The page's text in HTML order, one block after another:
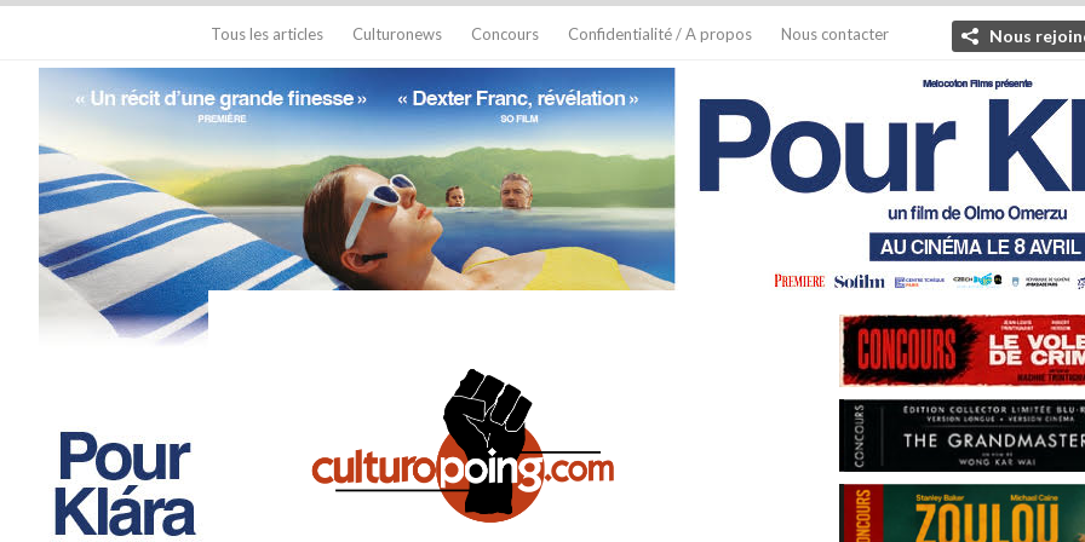
Tous les articles Culturonews Concours Confidentialité / A propos Nous contacter Nous